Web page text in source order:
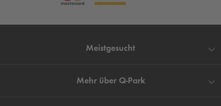
Meistgesucht
Mehr über Q-Park